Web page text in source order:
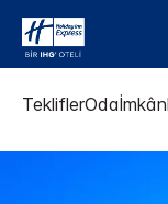
TekliflerOda